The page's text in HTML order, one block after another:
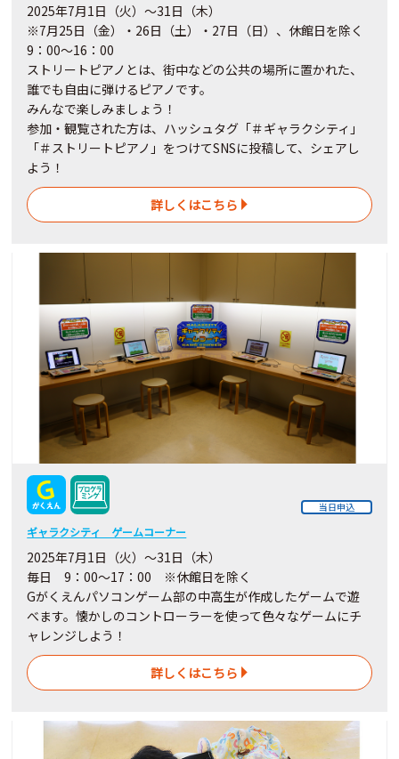
2025年7月1日（火）～31日（木）
※7月25日（金）・26日（土）・27日（日）、休館日を除く
9：00～16：00
ストリートピアノとは、街中などの公共の場所に置かれた、
誰でも自由に弾けるピアノです。
みんなで楽しみましょう！
参加・観覧された方は、ハッシュタグ「＃ギャラクシティ」
「＃ストリートピアノ」をつけてSNSに投稿して、シェアし
よう！
詳しくはこちら
当日申込
ギャラクシティ ゲームコーナー
2025年7月1日（火）～31日（木）
毎日 9：00～17：00 ※休館日を除く
Gがくえんパソコンゲーム部の中高生が作成したゲームで遊
べます。懐かしのコントローラーを使って色々なゲームにチ
ャレンジしよう！
詳しくはこちら